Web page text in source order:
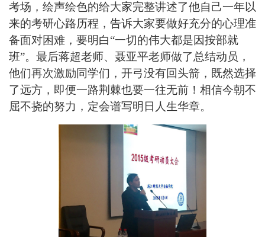
考场，绘声绘色的给大家完整讲述了他自己一年以
来的考研心路历程，告诉大家要做好充分的心理准
备面对困难，要明白“一切的伟大都是因按部就
班”。最后蒋超老师、聂亚平老师做了总结动员，
他们再次激励同学们，开弓没有回头箭，既然选择
了远方，即便一路荆棘也要一往无前！相信今朝不
屈不挠的努力，定会谱写明日人生华章。